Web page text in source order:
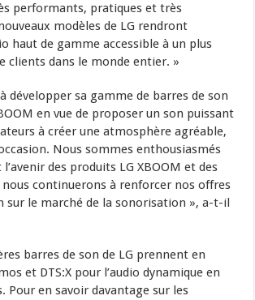
performants, pratiques et très
modèles de LG rendront
haut de gamme accessible à un plus
clients dans le monde entier. »
développer sa gamme de barres de son
en vue de proposer un son puissant
à créer une atmosphère agréable,
Nous sommes enthousiasmés
des produits LG XBOOM et des
continuerons à renforcer nos offres
le marché de la sonorisation », a-t-il
barres de son de LG prennent en
et DTS:X pour l’audio dynamique en
Pour en savoir davantage sur les